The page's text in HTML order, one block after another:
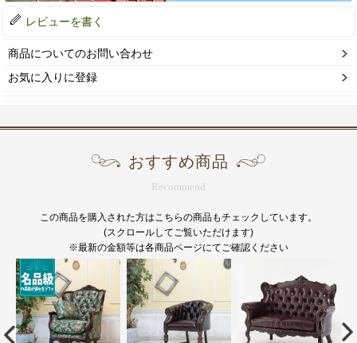
レビューを書く
商品についてのお問い合わせ
お気に入りに登録
おすすめ商品
Recommend
この商品を購入された方はこちらの商品もチェックしています。
(スクロールしてご覧いただけます)
※最新の金額等は各商品ページにてご確認ください